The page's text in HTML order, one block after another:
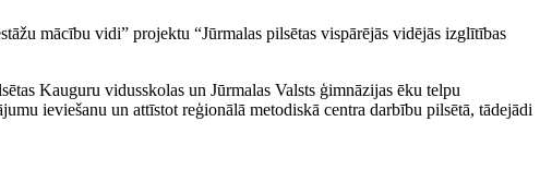
mācību vidi” projektu “Jūrmalas pilsētas vispārējās vidējās izglītības
Kauguru vidusskolas un Jūrmalas Valsts ģimnāzijas ēku telpu
ieviešanu un attīstot reģionālā metodiskā centra darbību pilsētā, tādejādi